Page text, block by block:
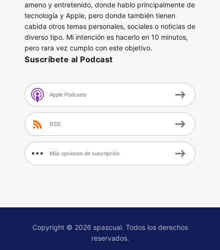
ameno y entretenido, donde hablo principalmente de
tecnología y Apple, pero donde también tienen
cabida otros temas personales, sociales o noticias de
diverso tipo. Mi intención es hacerlo en 10 minutos,
pero rara vez cumplo con este objetivo.
Suscríbete al Podcast
Apple Podcasts
RSS
Más opciones de suscripción
Copyright © 2026 spascual. Todos los derechos
reservados.